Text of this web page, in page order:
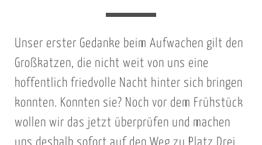
Unser erster Gedanke beim Aufwachen gilt den
Großkatzen, die nicht weit von uns eine
hoffentlich friedvolle Nacht hinter sich bringen
konnten. Konnten sie? Noch vor dem Frühstück
wollen wir das jetzt überprüfen und machen